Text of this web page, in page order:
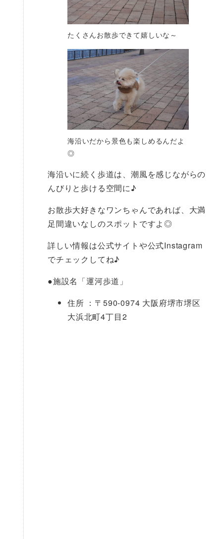
たくさんお散歩できて嬉しいな～
海沿いだから景色も楽しめるんだよ
◎
海沿いに続く歩道は、潮風を感じながらの
んびりと歩ける空間に♪
お散歩大好きなワンちゃんであれば、大満
足間違いなしのスポットですよ◎
詳しい情報は公式サイトや公式Instagram
でチェックしてね♪
●施設名「運河歩道」
住所 ：〒590-0974 大阪府堺市堺区
大浜北町4丁目2